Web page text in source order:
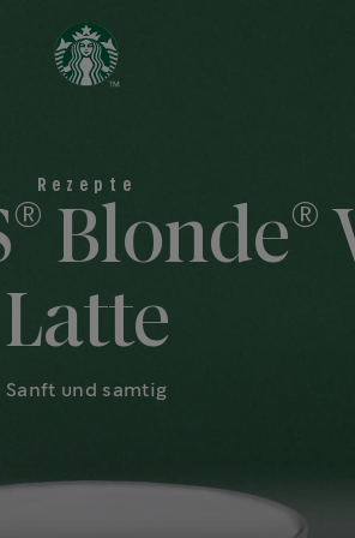
® Blonde®
Latte
Sanft und samtig